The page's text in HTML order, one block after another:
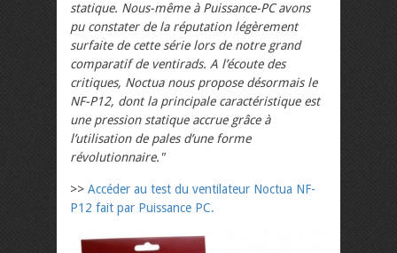
statique. Nous-même à Puissance-PC avons
pu constater de la réputation légèrement
surfaite de cette série lors de notre grand
comparatif de ventirads. A l’écoute des
critiques, Noctua nous propose désormais le
NF-P12, dont la principale caractéristique est
une pression statique accrue grâce à
l’utilisation de pales d’une forme
révolutionnaire."
>> Accéder au test du ventilateur Noctua NF-
P12 fait par Puissance PC.